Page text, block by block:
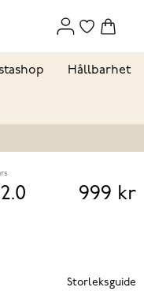
Hållbarhet
Pris
999 kr
Storleksguide